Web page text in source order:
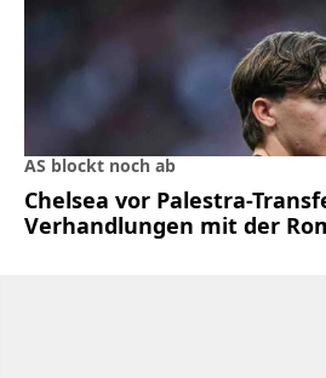
AS blockt noch ab
Chelsea vor Palestra-
Verhandlungen mit der